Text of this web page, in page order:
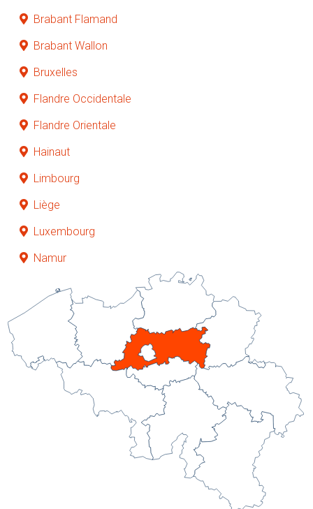
Brabant Flamand
Brabant Wallon
Bruxelles
Flandre Occidentale
Flandre Orientale
Hainaut
Limbourg
Liège
Luxembourg
Namur